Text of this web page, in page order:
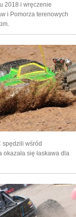
2018 i wręczenie
i Pomorza terenowych
spędzili wśród
się łaskawa dla